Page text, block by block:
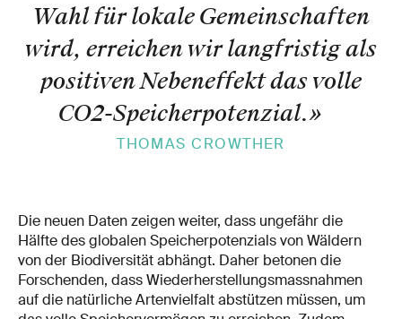
Wahl für lokale Gemeinschaften
wird, erreichen wir langfristig als
positiven Nebeneffekt das volle
CO2-​​Speicherpotenzial.»
THOMAS CROWTHER
Die neuen Daten zeigen weiter, dass ungefähr die
Hälfte des globalen Speicherpotenzials von Wäldern
von der Biodiversität abhängt. Daher betonen die
Forschenden, dass Wiederherstellungsmassnahmen
auf die natürliche Artenvielfalt abstützen müssen, um